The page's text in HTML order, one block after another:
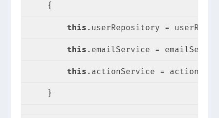
{
this .userRepository =
this .emailService =
this .actionService =
    }